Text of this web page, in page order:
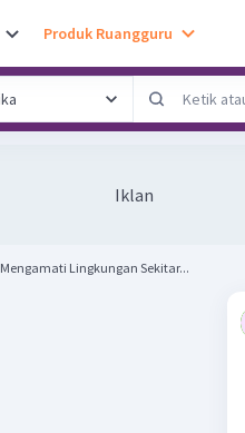
Produk Ruangguru
Iklan
Mengamati Lingkungan Sekitar...